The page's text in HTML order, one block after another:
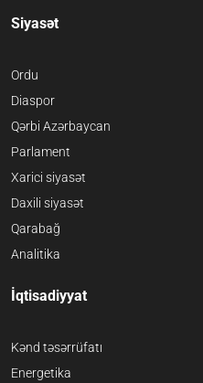
Siyasət
Ordu
Diaspor
Qərbi Azərbaycan
Parlament
Xarici siyasət
Daxili siyasət
Qarabağ
Analitika
İqtisadiyyat
Kənd təsərrüfatı
Energetika